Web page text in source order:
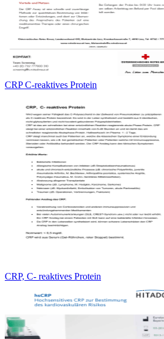
CRP C-reaktives Protein
CRP, C- reaktives Protein